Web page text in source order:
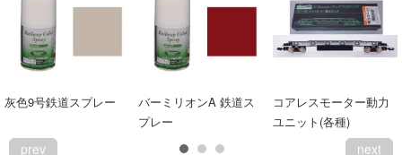
灰色9号鉄道スプレー
バーミリオンA 鉄道ス
プレー
コアレスモーター動力
ユニット(各種)
prev next